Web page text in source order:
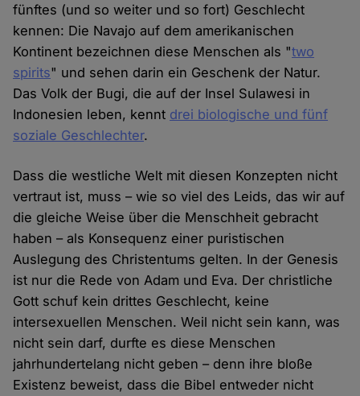
fünftes (und so weiter und so fort) Geschlecht
kennen: Die Navajo auf dem amerikanischen
Kontinent bezeichnen diese Menschen als "two
spirits" und sehen darin ein Geschenk der Natur.
Das Volk der Bugi, die auf der Insel Sulawesi in
Indonesien leben, kennt drei biologische und fünf
soziale Geschlechter.
Dass die westliche Welt mit diesen Konzepten nicht
vertraut ist, muss – wie so viel des Leids, das wir auf
die gleiche Weise über die Menschheit gebracht
haben – als Konsequenz einer puristischen
Auslegung des Christentums gelten. In der Genesis
ist nur die Rede von Adam und Eva. Der christliche
Gott schuf kein drittes Geschlecht, keine
intersexuellen Menschen. Weil nicht sein kann, was
nicht sein darf, durfte es diese Menschen
jahrhundertelang nicht geben – denn ihre bloße
Existenz beweist, dass die Bibel entweder nicht